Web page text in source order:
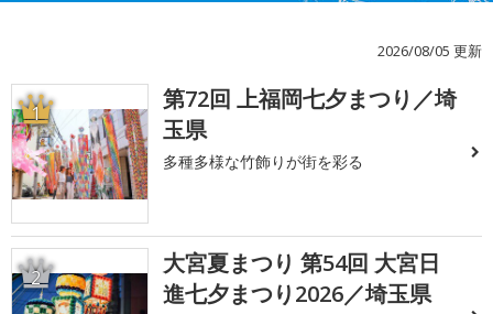
2026/08/05 更新
1
第72回 上福岡七夕まつり／埼
玉県
多種多様な竹飾りが街を彩る
2
大宮夏まつり 第54回 大宮日
進七夕まつり2026／埼玉県